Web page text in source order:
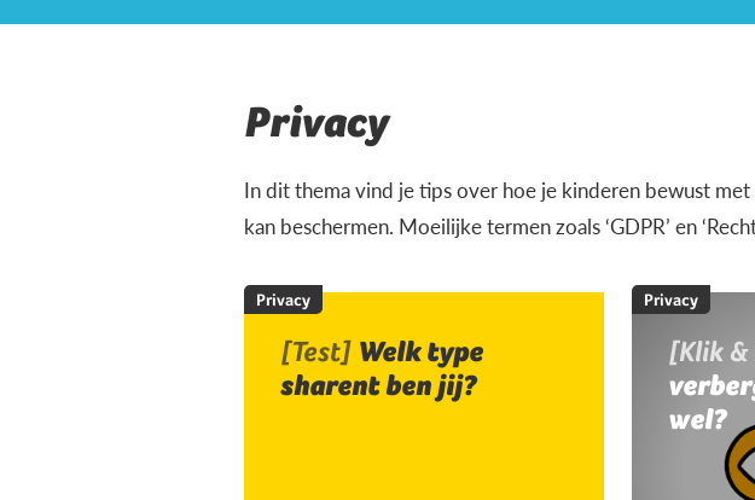
Privacy
In dit thema vind je tips over hoe je kinderen bewust
kan beschermen. Moeilijke termen zoals ‘GDPR’ en
Privacy
[Test] Welk type
sharent ben jij?
Privacy
[Klik
wel?